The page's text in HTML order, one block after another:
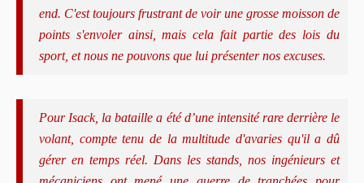
end. C'est toujours frustrant de voir une grosse moisson de
points s'envoler ainsi, mais cela fait partie des lois du
sport, et nous ne pouvons que lui présenter nos excuses.
Pour Isack, la bataille a été d’une intensité rare derrière le
volant, compte tenu de la multitude d'avaries qu'il a dû
gérer en temps réel. Dans les stands, nos ingénieurs et